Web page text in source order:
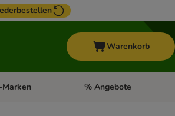
Warenkorb
Menü öffnen: Pferd
Marken Kategorie-Menü öffnen:
% Angebote